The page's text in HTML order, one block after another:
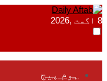
8 اگست ,2026
ہوم پیج